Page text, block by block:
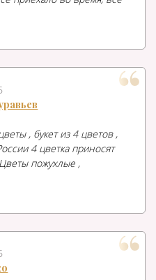
, букет из 4 цветов ,
4 цветка приносят
пожухлые ,